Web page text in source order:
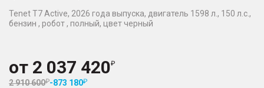
Tenet T7 Active, 2026 года выпуска, двигатель 1598 л., 150 л.с.,
бензин , робот , полный, цвет черный
от 2 037 420
2 910 600 -873 180